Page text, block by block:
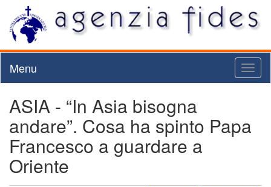
Menu
ASIA - “In Asia bisogna
andare”. Cosa ha spinto Papa
Francesco a guardare a
Oriente